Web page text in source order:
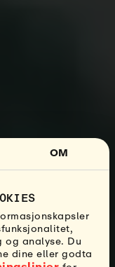
OM
og analyse. Du
dine eller godta